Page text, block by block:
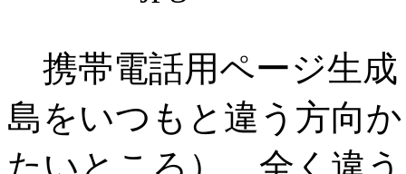
携帯電話用ページ生
島をいつもと違う方向
たいところ） 全く違